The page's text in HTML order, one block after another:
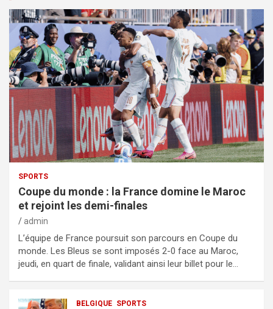
SPORTS
Coupe du monde : la France domine le Maroc
et rejoint les demi-finales
admin
L’équipe de France poursuit son parcours en Coupe du
monde. Les Bleus se sont imposés 2-0 face au Maroc,
jeudi, en quart de finale, validant ainsi leur billet pour le…
BELGIQUE SPORTS